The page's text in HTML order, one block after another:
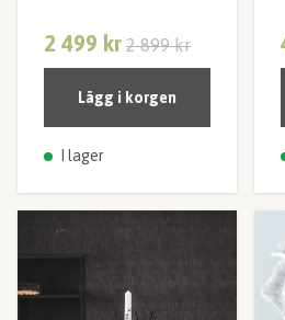
2 499 kr 2 899 kr
Lägg i korgen
I lager